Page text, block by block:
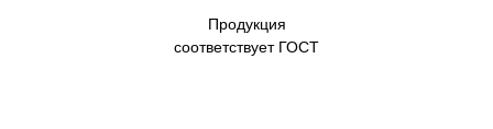
Продукция
соответствует ГОСТ